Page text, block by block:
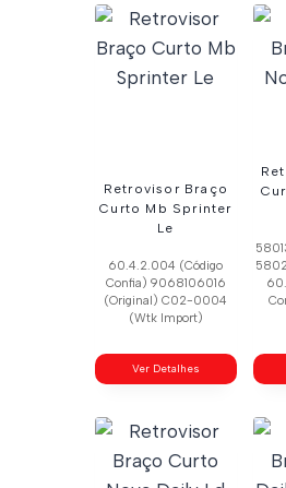
Retrovisor Braço
Curto Mb Sprinter
Le
60.4.2.004 (Código
Confia) 9068106016
(Original) C02-0004
(Wtk Import)
Ver Detalhes